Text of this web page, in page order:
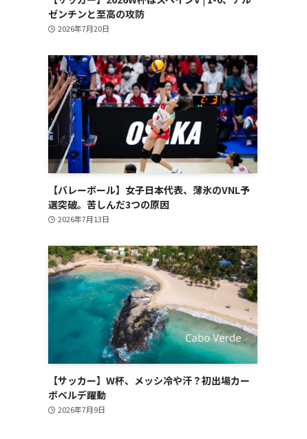
ゼンチンと至高の攻防
2026年7月20日
【バレーボール】女子日本代表、薄氷のVNL予
選突破。苦しんだ3つの原因
2026年7月13日
【サッカー】W杯、メッシ冷や汗？初出場カー
ボベルデ躍動
2026年7月9日